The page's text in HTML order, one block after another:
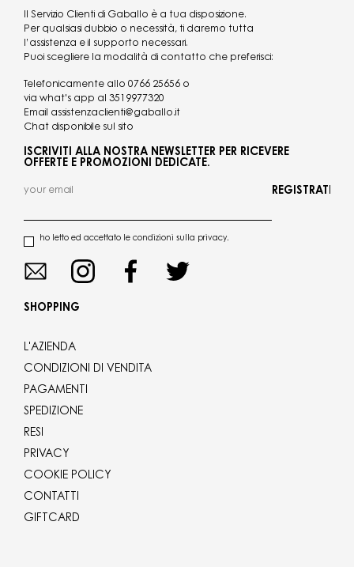
Il Servizio Clienti di Gaballo è a tua disposizione.
Per qualsiasi dubbio o necessità, ti daremo tutta
l’assistenza e il supporto necessari.
Puoi scegliere la modalità di contatto che preferisci:
Telefonicamente allo 0766 25656 o
via what's app al 3519977320
Email assistenzaclienti@gaballo.it
Chat disponibile sul sito
ISCRIVITI ALLA NOSTRA NEWSLETTER PER RICEVERE
OFFERTE E PROMOZIONI DEDICATE.
ho letto ed accettato le condizioni sulla privacy.
REGISTRATI
SHOPPING
L'AZIENDA
CONDIZIONI DI VENDITA
PAGAMENTI
SPEDIZIONE
RESI
PRIVACY
COOKIE POLICY
CONTATTI
GIFTCARD